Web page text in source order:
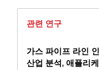
관련 연구
가스 파이프 라인
산업 분석, 애플리